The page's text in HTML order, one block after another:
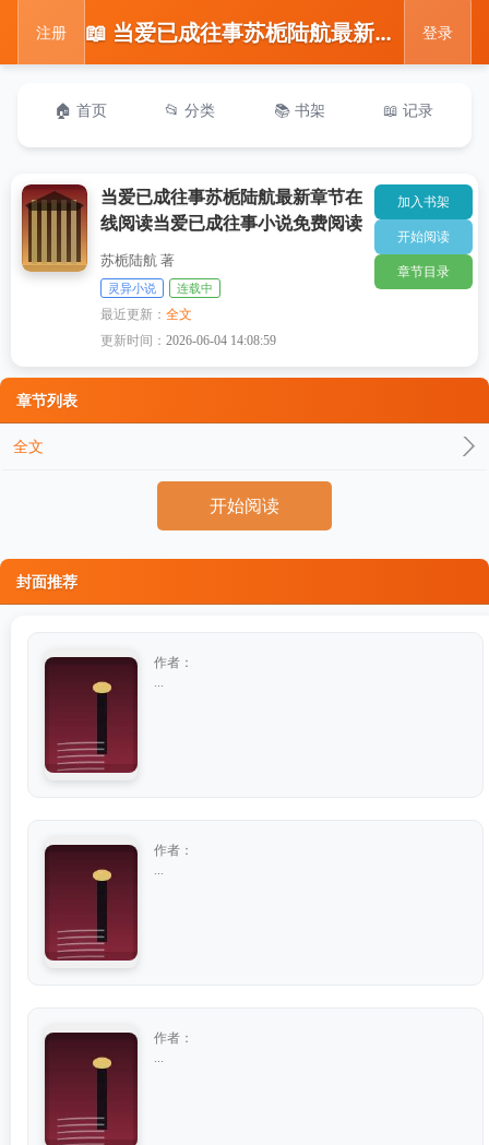
注册 📖 当爱已成往事苏栀陆航最新章节在线阅读当爱已成往事小说免费阅读 登录
🏠 首页 📂 分类 📚 书架 📖 记录
当爱已成往事苏栀陆航最新章节在
线阅读当爱已成往事小说免费阅读
苏栀陆航 著
灵异小说 连载中
最近更新：全文
更新时间：2026-06-04 14:08:59
加入书架
开始阅读
章节目录
章节列表
全文
开始阅读
封面推荐
作者：
作者：
作者：